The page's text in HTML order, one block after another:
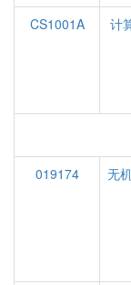
CS1001A
计
019174
无